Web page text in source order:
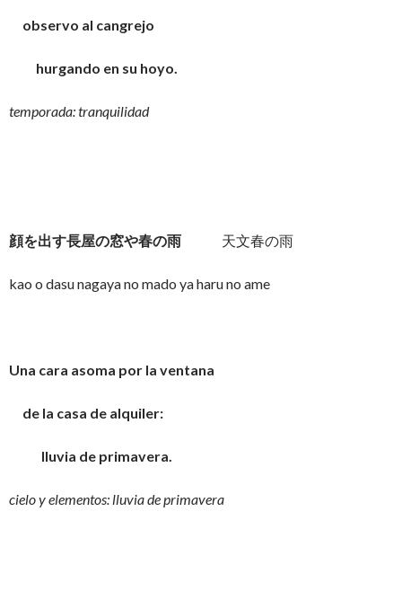
observo al cangrejo
hurgando en su hoyo.
temporada: tranquilidad
顔を出す長屋の窓や春の雨 天文春の雨
kao o dasu nagaya no mado ya haru no ame
Una cara asoma por la ventana
de la casa de alquiler:
lluvia de primavera.
cielo y elementos: lluvia de primavera